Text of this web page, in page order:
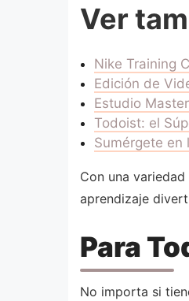
Ver
Nike Training
Edición de
Estudio
Todoist: el
Sumérgete en
Con una
aprendizaje
Para
No importa si